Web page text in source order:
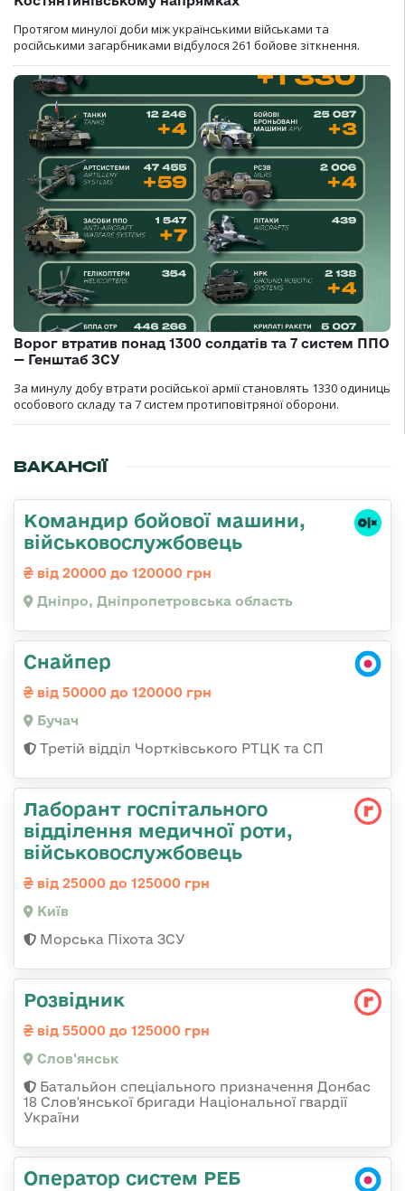
Протягом минулої доби між українськими військами та
російськими загарбниками відбулося 261 бойове зіткнення.
Ворог втратив понад 1300 солдатів та 7 систем ППО
— Генштаб ЗСУ
За минулу добу втрати російської армії становлять 1330 одиниць
особового складу та 7 систем протиповітряної оборони.
ВАКАНСІЇ
Командир бойової машини,
військовослужбовець
від 20000 до 120000 грн
Дніпро, Дніпропетровська область
Снайпер
від 50000 до 120000 грн
Бучач
Третій відділ Чортківського РТЦК та СП
Лаборант госпітального
відділення медичної роти,
військовослужбовець
від 25000 до 125000 грн
Київ
Морська Піхота ЗСУ
Розвідник
від 55000 до 125000 грн
Слов'янськ
Батальйон спеціального призначення Донбас
18 Слов'янської бригади Національної гвардії
України
Оператор систем РЕБ